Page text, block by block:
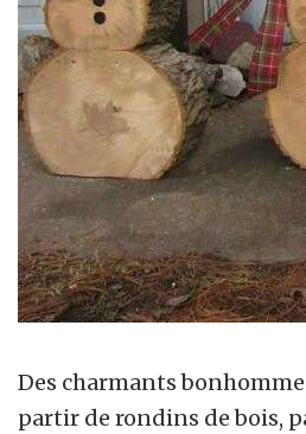
Des charmants
partir de rondins de bois,